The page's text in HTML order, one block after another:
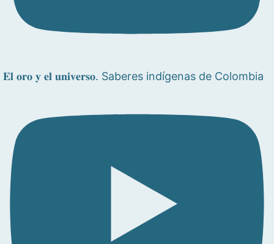
𝐄𝐥 𝐨𝐫𝐨 𝐲 𝐞𝐥 𝐮𝐧𝐢𝐯𝐞𝐫𝐬𝐨. Saberes indígenas de Colombia